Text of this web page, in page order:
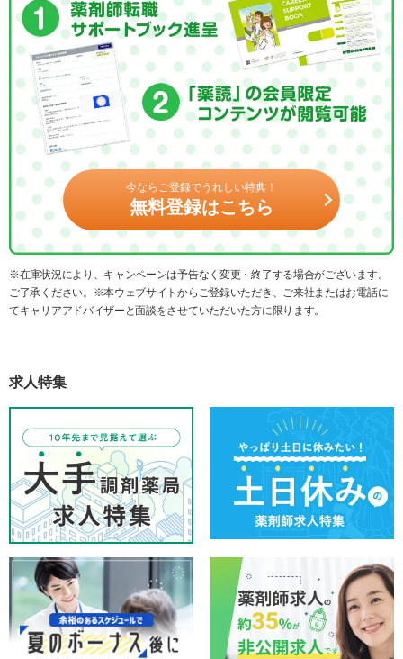
今ならご登録でうれしい特典！
無料登録はこちら
※在庫状況により、キャンペーンは予告なく変更・終了する場合がございます。
ご了承ください。※本ウェブサイトからご登録いただき、ご来社またはお電話に
てキャリアアドバイザーと面談をさせていただいた方に限ります。
求人特集